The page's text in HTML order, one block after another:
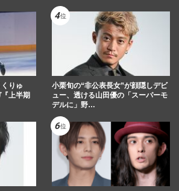
りゅ
上半期
小栗旬の“非公表長女”が顔隠しデビ
ュー、透ける山田優の「スーパーモ
デルに」野…